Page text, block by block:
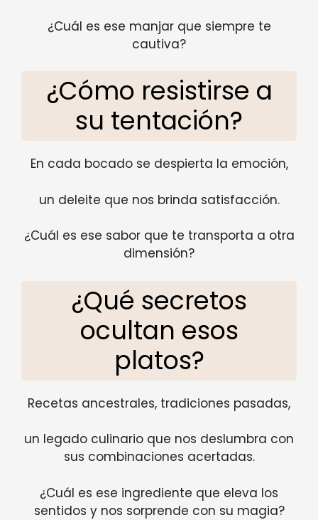
¿Cuál es ese manjar que siempre te
cautiva?
¿Cómo resistirse a
su tentación?
En cada bocado se despierta la emoción,
un deleite que nos brinda satisfacción.
¿Cuál es ese sabor que te transporta a otra
dimensión?
¿Qué secretos
ocultan esos
platos?
Recetas ancestrales, tradiciones pasadas,
un legado culinario que nos deslumbra con
sus combinaciones acertadas.
¿Cuál es ese ingrediente que eleva los
sentidos y nos sorprende con su magia?